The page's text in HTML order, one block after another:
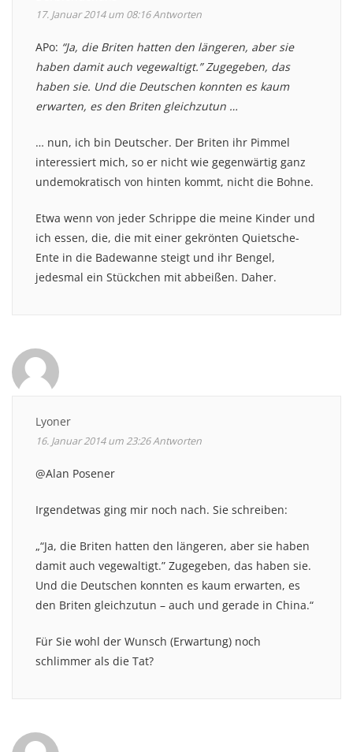
17. Januar 2014 um 08:16Antworten
APo: “Ja, die Briten hatten den längeren, aber sie
haben damit auch vegewaltigt.” Zugegeben, das
haben sie. Und die Deutschen konnten es kaum
erwarten, es den Briten gleichzutun …
… nun, ich bin Deutscher. Der Briten ihr Pimmel
interessiert mich, so er nicht wie gegenwärtig ganz
undemokratisch von hinten kommt, nicht die Bohne.
Etwa wenn von jeder Schrippe die meine Kinder und
ich essen, die, die mit einer gekrönten Quietsche-
Ente in die Badewanne steigt und ihr Bengel,
jedesmal ein Stückchen mit abbeißen. Daher.
Lyoner
16. Januar 2014 um 23:26Antworten
@Alan Posener
Irgendetwas ging mir noch nach. Sie schreiben:
„“Ja, die Briten hatten den längeren, aber sie haben
damit auch vegewaltigt.” Zugegeben, das haben sie.
Und die Deutschen konnten es kaum erwarten, es
den Briten gleichzutun – auch und gerade in China.“
Für Sie wohl der Wunsch (Erwartung) noch
schlimmer als die Tat?